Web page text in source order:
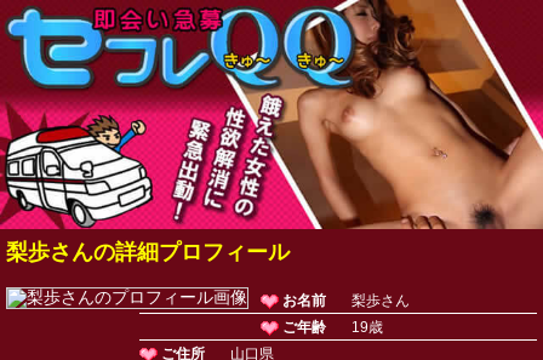
梨歩さんの詳細プロフィール
お名前
梨歩さん
ご年齢
19歳
ご住所
山口県